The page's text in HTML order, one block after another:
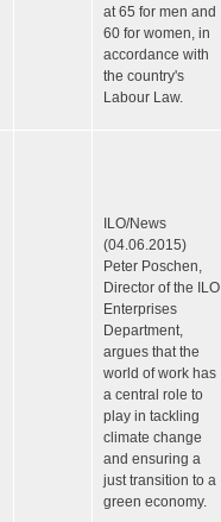
at 65 for men and
60 for women, in
accordance with
the country's
Labour Law.
ILO/News
(04.06.2015)
Peter Poschen,
Director of the ILO
Enterprises
Department,
argues that the
world of work has
a central role to
play in tackling
climate change
and ensuring a
just transition to a
green economy.